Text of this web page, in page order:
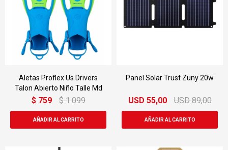
Aletas Proflex Us Drivers
Talon Abierto Niño Talle Md
$ 759 $ 1.099
Panel Solar Trust Zuny 20w
USD 55,00 USD 89,00